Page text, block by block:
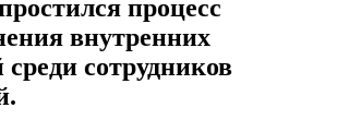
процесс
внутренних
сотрудников